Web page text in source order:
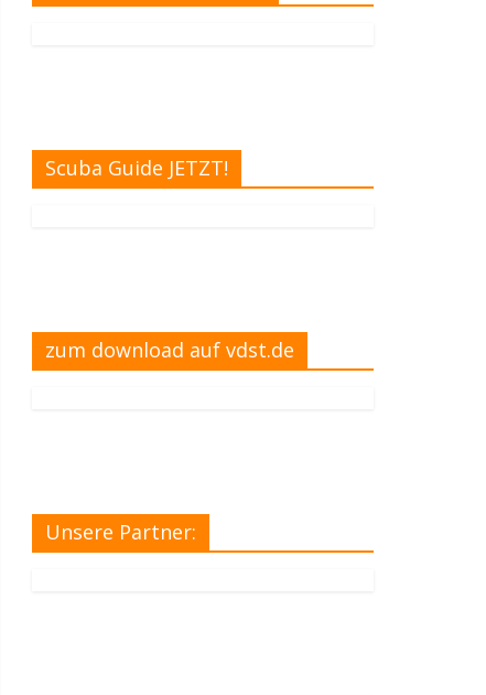
Scuba Guide JETZT!
zum download auf vdst.de
Unsere Partner: